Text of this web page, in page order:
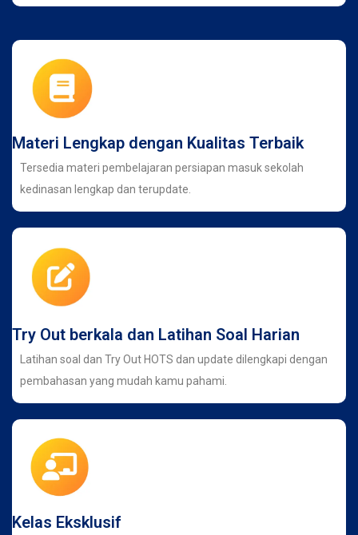
Materi Lengkap dengan Kualitas Terbaik
Tersedia materi pembelajaran persiapan masuk sekolah
kedinasan lengkap dan terupdate.
Try Out berkala dan Latihan Soal Harian
Latihan soal dan Try Out HOTS dan update dilengkapi dengan
pembahasan yang mudah kamu pahami.
Kelas Eksklusif